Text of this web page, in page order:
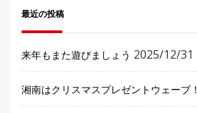
最近の投稿
来年もまた遊びましょう 2025/12/31
湘南はクリスマスプレゼントウェーブ！